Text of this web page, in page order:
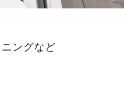
ングなど